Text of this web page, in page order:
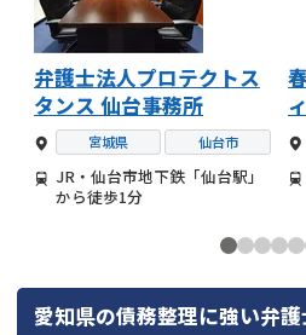
弁護士法人プロテクトス
タンス 仙台事務所
宮城県 仙台市
JR・仙台市地下鉄「仙台駅」
から徒歩1分
愛知県の債務整理に強い弁